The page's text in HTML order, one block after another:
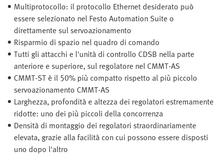
Multiprotocollo: il protocollo Ethernet desiderato può
essere selezionato nel Festo Automation Suite o
direttamente sul servoazionamento
Risparmio di spazio nel quadro di comando
Tutti gli attacchi e l'unità di controllo CDSB nella parte
anteriore e superiore, sul regolatore nel CMMT-AS
CMMT-ST è il 50% più compatto rispetto al più piccolo
servoazionamento CMMT-AS
Larghezza, profondità e altezza dei regolatori estremamente
ridotte: uno dei più piccoli della concorrenza
Densità di montaggio dei regolatori straordinariamente
elevata, grazie alla facilità con cui possono essere disposti
uno dopo l'altro